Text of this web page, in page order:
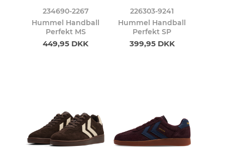
234690-2267
Hummel Handball
Perfekt MS
449,95 DKK
226303-9241
Hummel Handball
Perfekt SP
399,95 DKK